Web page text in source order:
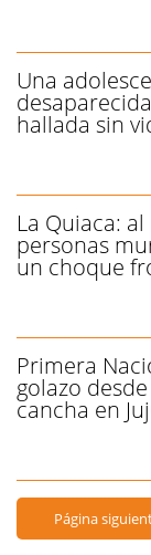
Una
hallada sin
La Quiaca:
personas
un choque
Primera
golazo
cancha en
Página